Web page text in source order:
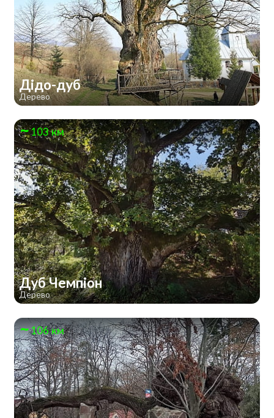
Дідо-дуб
Дерево
103 км
Дуб Чемпіон
Дерево
106 км